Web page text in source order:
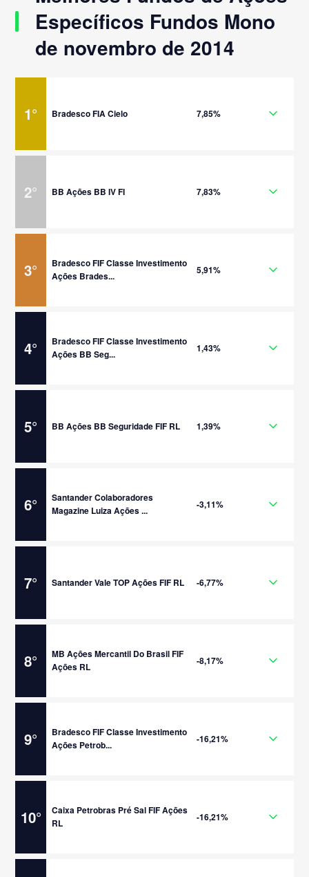
Específicos Fundos Mono
de novembro de 2014
1° Bradesco FIA Cielo 7,85%
2° BB Ações BB IV FI 7,83%
3°
Bradesco FIF Classe Investimento
Ações Brades...
5,91%
4°
Bradesco FIF Classe Investimento
Ações BB Seg...
1,43%
5° BB Ações BB Seguridade FIF RL 1,39%
6°
Santander Colaboradores
Magazine Luiza Ações ...
-3,11%
7° Santander Vale TOP Ações FIF RL -6,77%
8°
MB Ações Mercantil Do Brasil FIF
Ações RL
-8,17%
9°
Bradesco FIF Classe Investimento
Ações Petrob...
-16,21%
10°
Caixa Petrobras Pré Sal FIF Ações
RL
-16,21%